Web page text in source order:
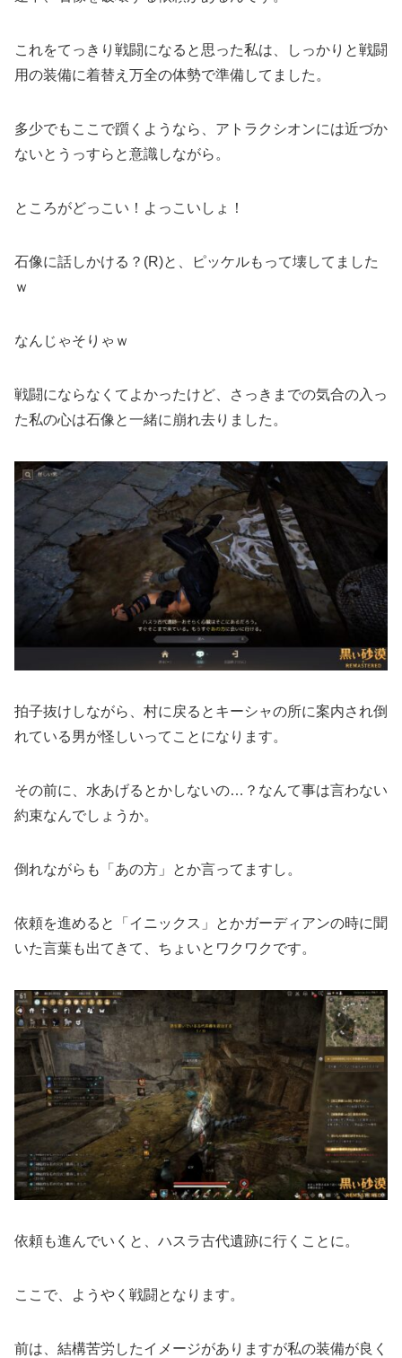
これをてっきり戦闘になると思った私は、しっかりと戦闘
用の装備に着替え万全の体勢で準備してました。
多少でもここで躓くようなら、アトラクシオンには近づか
ないとうっすらと意識しながら。
ところがどっこい！よっこいしょ！
石像に話しかける？(R)と、ピッケルもって壊してました
ｗ
なんじゃそりゃｗ
戦闘にならなくてよかったけど、さっきまでの気合の入っ
た私の心は石像と一緒に崩れ去りました。
拍子抜けしながら、村に戻るとキーシャの所に案内され倒
れている男が怪しいってことになります。
その前に、水あげるとかしないの…？なんて事は言わない
約束なんでしょうか。
倒れながらも「あの方」とか言ってますし。
依頼を進めると「イニックス」とかガーディアンの時に聞
いた言葉も出てきて、ちょいとワクワクです。
依頼も進んでいくと、ハスラ古代遺跡に行くことに。
ここで、ようやく戦闘となります。
前は、結構苦労したイメージがありますが私の装備が良く